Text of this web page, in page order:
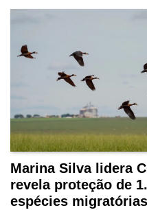
Marina Silva lidera
revela proteção de
espécies